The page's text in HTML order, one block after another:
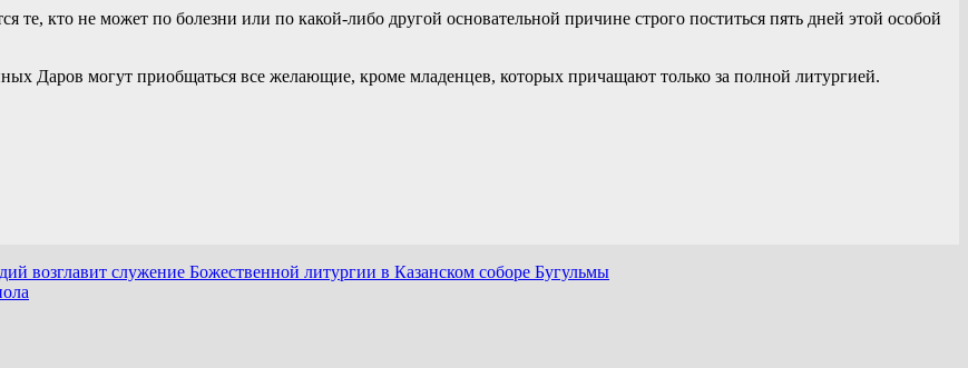
кто не может по болезни или по какой-либо другой основательной причине строго поститься пять дней этой особой
Даров могут приобщаться все желающие, кроме младенцев, которых причащают только за полной литургией.
возглавит служение Божественной литургии в Казанском соборе Бугульмы